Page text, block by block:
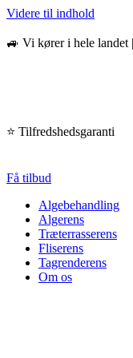
Videre til indhold
🚙 Vi kører i hele landet
Få tilbud
Algebehandling
Algerens
Træterrasserens
Fliserens
Tagrenderens
Om os